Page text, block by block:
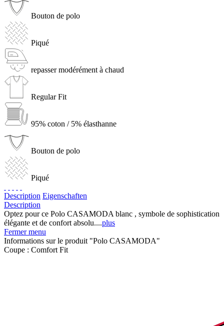
Bouton de polo
Piqué
repasser modérément à chaud
Regular Fit
95% coton / 5% élasthanne
Bouton de polo
Piqué
Description Eigenschaften
Description
Optez pour ce Polo CASAMODA blanc , symbole de sophistication
élégante et de confort absolu....plus
Fermer menu
Informations sur le produit "Polo CASAMODA"
Coupe : Comfort Fit